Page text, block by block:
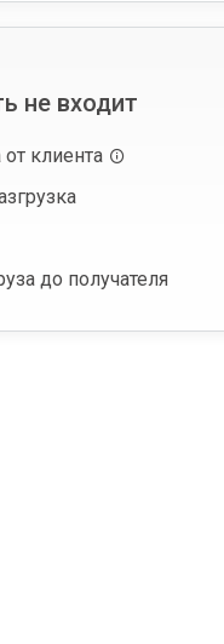
не входит
от клиента
до получателя